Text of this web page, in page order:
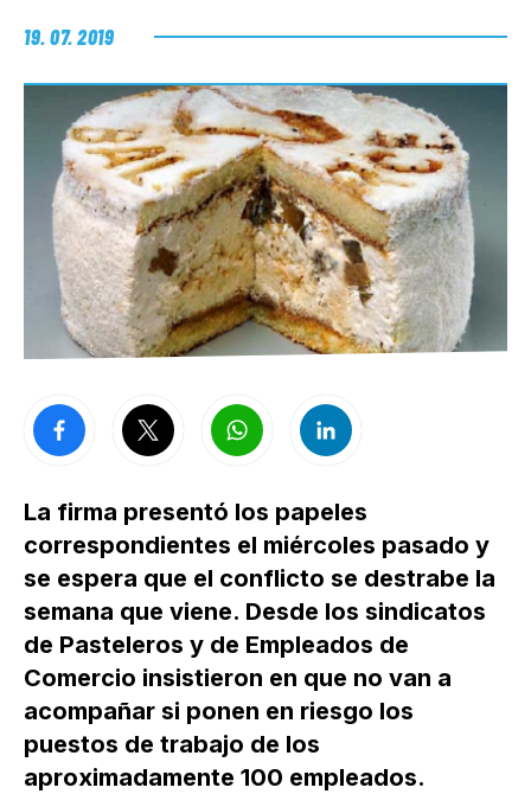
19. 07. 2019
La firma presentó los papeles
correspondientes el miércoles pasado y
se espera que el conflicto se destrabe la
semana que viene. Desde los sindicatos
de Pasteleros y de Empleados de
Comercio insistieron en que no van a
acompañar si ponen en riesgo los
puestos de trabajo de los
aproximadamente 100 empleados.